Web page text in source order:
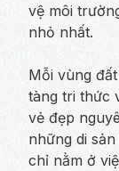
vệ môi
nhỏ nhất.
Mỗi vùng
tàng tri thức
vẻ đẹp
những di
chỉ nằm ở